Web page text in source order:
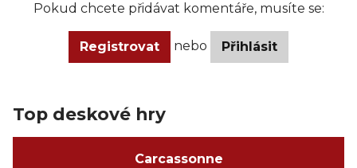
Pokud chcete přidávat komentáře, musíte se:
Registrovat nebo Přihlásit
Top deskové hry
Carcassonne